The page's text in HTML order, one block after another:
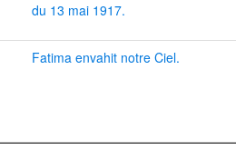
du 13 mai 1917.
Fatima envahit notre Ciel.